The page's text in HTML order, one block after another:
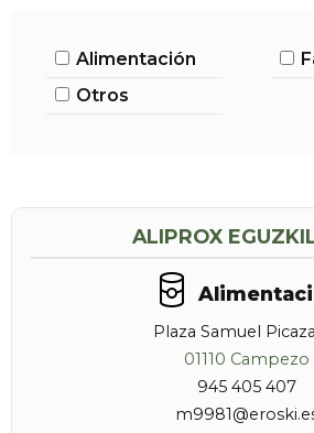
Alimentación
Otros
ALIPROX
Plaza Samuel
01110 Campezo
945 405 407